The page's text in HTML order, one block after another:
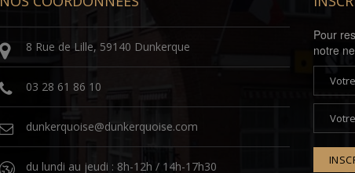
8 Rue de Lille, 59140 Dunkerque
03 28 61 86 10
dunkerquoise@dunkerquoise.com
du lundi au jeudi : 8h-12h / 14h-17h30
Pour
notre